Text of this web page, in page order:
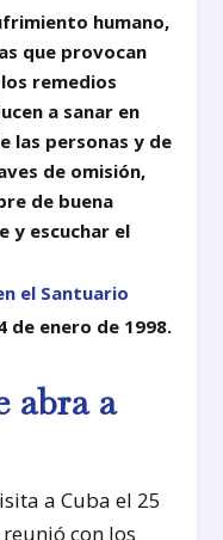
humano,
que provocan
remedios
a sanar en
las personas y de
de omisión,
de buena
y escuchar el
el Santuario
de enero de 1998.
abra a
a Cuba el 25
reunió con los